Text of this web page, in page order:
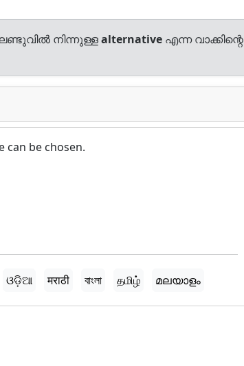
നിന്നുള്ളalternative എന്ന വാക്കിന്റെ
can be chosen.
ଓଡ଼ିଆ मराठी বাংলা தமிழ் മലയാളം